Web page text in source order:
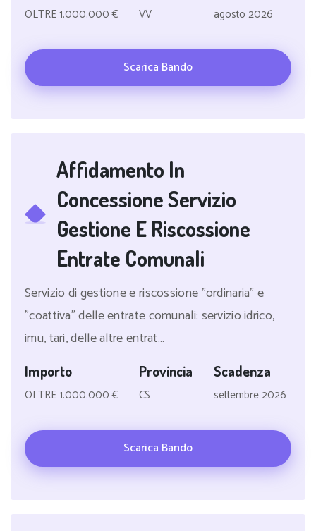
OLTRE 1.000.000 € VV agosto 2026
Scarica Bando
Affidamento In
Concessione Servizio
Gestione E Riscossione
Entrate Comunali
Servizio di gestione e riscossione "ordinaria" e
"coattiva" delle entrate comunali: servizio idrico,
imu, tari, delle altre entrat...
Importo
OLTRE 1.000.000 €
Provincia
CS
Scadenza
settembre 2026
Scarica Bando